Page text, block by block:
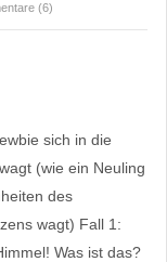
(6)
sich in die
(wie ein Neuling
des
wagt) Fall 1:
Was ist das?